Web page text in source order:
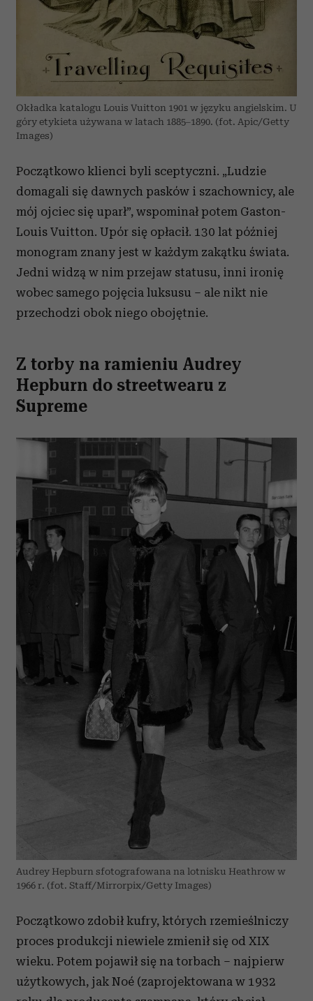
Okładka katalogu Louis Vuitton 1901 w języku angielskim. U
góry etykieta używana w latach 1885–1890. (fot. Apic/Getty
Images)
Początkowo klienci byli sceptyczni. „Ludzie
domagali się dawnych pasków i szachownicy, ale
mój ojciec się uparł”, wspominał potem Gaston-
Louis Vuitton. Upór się opłacił. 130 lat później
monogram znany jest w każdym zakątku świata.
Jedni widzą w nim przejaw statusu, inni ironię
wobec samego pojęcia luksusu – ale nikt nie
przechodzi obok niego obojętnie.
Z torby na ramieniu Audrey
Hepburn do streetwearu z
Supreme
Audrey Hepburn sfotografowana na lotnisku Heathrow w
1966 r. (fot. Staff/Mirrorpix/Getty Images)
Początkowo zdobił kufry, których rzemieślniczy
proces produkcji niewiele zmienił się od XIX
wieku. Potem pojawił się na torbach – najpierw
użytkowych, jak Noé (zaprojektowana w 1932